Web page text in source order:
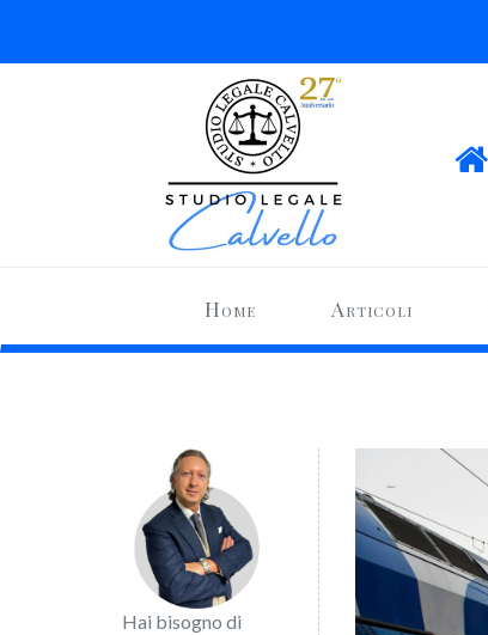
Home Articoli
Hai bisogno di